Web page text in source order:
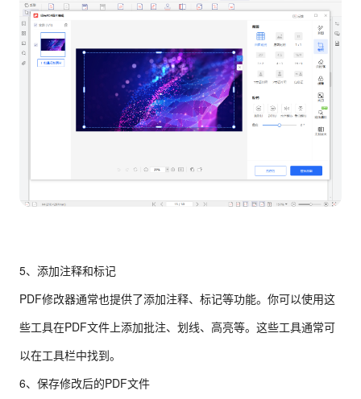
5、添加注释和标记
PDF修改器通常也提供了添加注释、标记等功能。你可以使用这
些工具在PDF文件上添加批注、划线、高亮等。这些工具通常可
以在工具栏中找到。
6、保存修改后的PDF文件